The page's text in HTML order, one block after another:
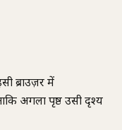
ब्राउज़र में
अगला पृष्ठ उसी दृश्य